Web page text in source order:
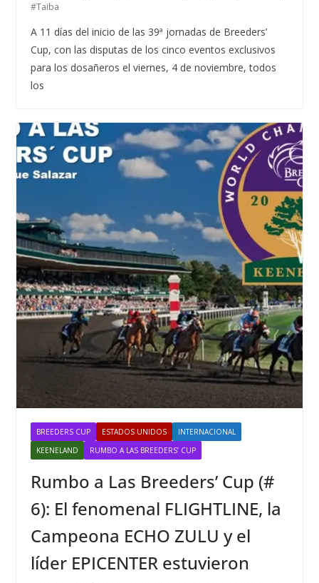
#Taiba
A 11 días del inicio de las 39ª jornadas de Breeders’
Cup, con las disputas de los cinco eventos exclusivos
para los dosañeros el viernes, 4 de noviembre, todos
los
BREEDERS CUP ESTADOS UNIDOS
INTERNACIONAL
KEENELAND
RUMBO A LAS BREEDERS’ CUP
Rumbo a Las Breeders’ Cup (#
6): El fenomenal FLIGHTLINE, la
Campeona ECHO ZULU y el
líder EPICENTER estuvieron